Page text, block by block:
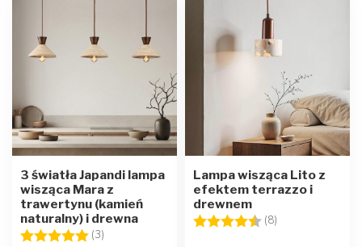
3 światła Japandi lampa
wisząca Mara z
trawertynu (kamień
naturalny) i drewna
Ocena:
(3)
Lampa wisząca Lito z
efektem terrazzo i
drewnem
Ocena:
(8)